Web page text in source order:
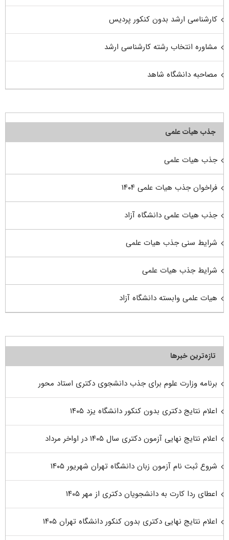
کارشناسی ارشد بدون کنکور پردیس
مشاوره انتخاب رشته کارشناسی ارشد
مصاحبه دانشگاه شاهد
جذب هیأت علمی
جذب هیات علمی
فراخوان جذب هیات علمی ۱۴۰۴
جذب هیات علمی دانشگاه آزاد
شرایط سنی جذب هیات علمی
شرایط جذب هیات علمی
هیات علمی وابسته دانشگاه آزاد
تازه‌ترین خبرها
برنامه وزارت علوم برای جذب دانشجوی دکتری استاد محور
اعلام نتایج دکتری بدون کنکور دانشگاه یزد ۱۴۰۵
اعلام نتایج نهایی آزمون دکتری سال ۱۴۰۵ در اواخر مرداد
شروع ثبت نام آزمون زبان دانشگاه تهران شهریور ۱۴۰۵
اعطای ردا کارت به دانشجویان دکتری از مهر ۱۴۰۵
اعلام نتایج نهایی دکتری بدون کنکور دانشگاه تهران ۱۴۰۵